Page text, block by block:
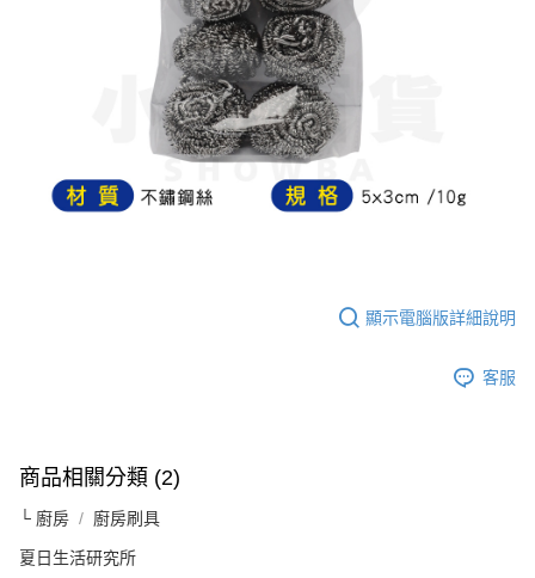
顯示電腦版詳細說明
客服
商品相關分類 (2)
└ 廚房 廚房刷具
夏日生活研究所